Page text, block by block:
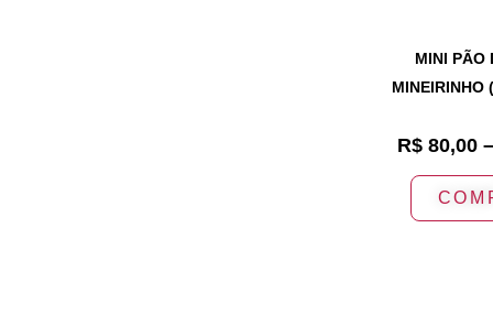
MINI PÃO
MINEIRINHO
R$80,00 –